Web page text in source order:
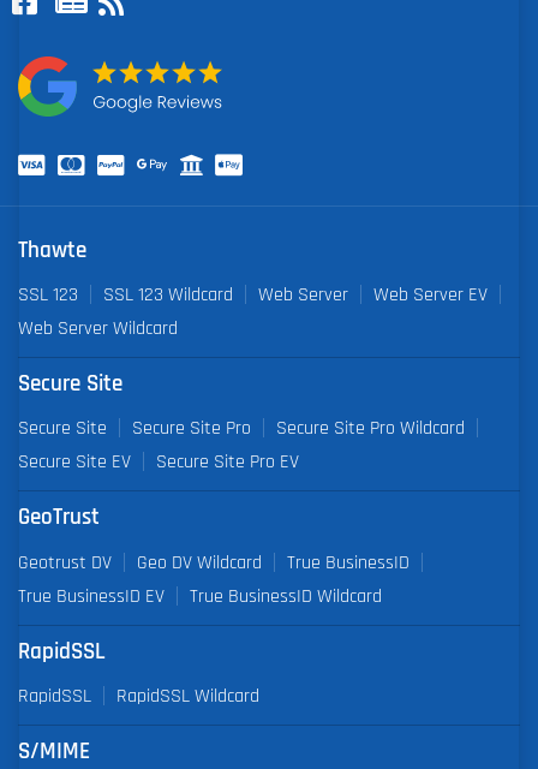
Thawte
SSL 123 SSL 123 Wildcard Web Server
Web Server EV
Web Server Wildcard
Secure Site
Secure Site Secure Site Pro
Secure Site Pro Wildcard
Secure Site EV
Secure Site Pro EV
GeoTrust
Geotrust DV Geo DV Wildcard
True BusinessID
True BusinessID EV
True BusinessID Wildcard
RapidSSL
RapidSSL RapidSSL Wildcard
S/MIME